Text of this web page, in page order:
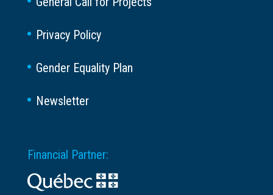
Privacy Policy
Gender Equality Plan
Newsletter
Financial Partner: